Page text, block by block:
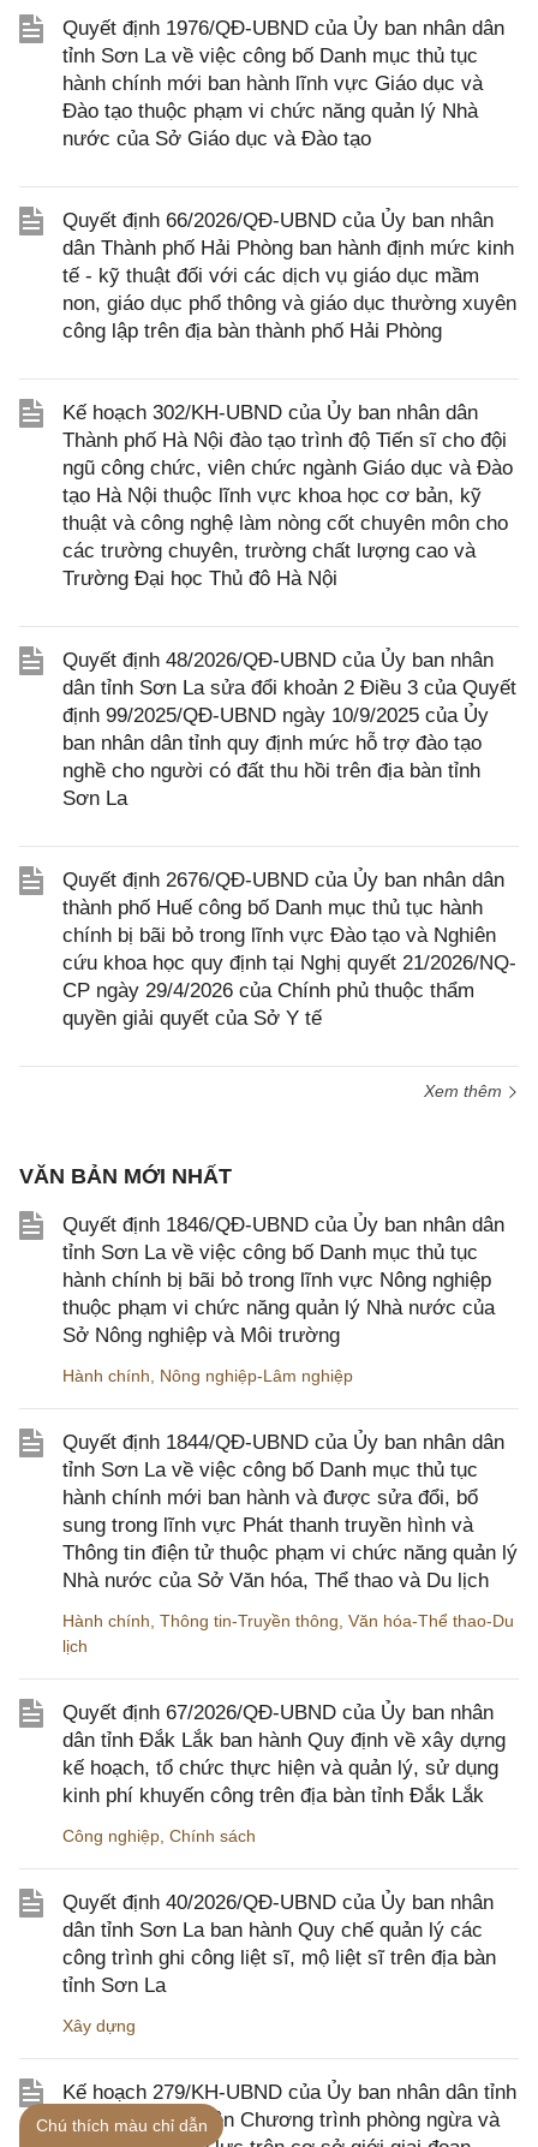
Quyết định 1976/QĐ-UBND của Ủy ban nhân dân
tỉnh Sơn La về việc công bố Danh mục thủ tục
hành chính mới ban hành lĩnh vực Giáo dục và
Đào tạo thuộc phạm vi chức năng quản lý Nhà
nước của Sở Giáo dục và Đào tạo
Quyết định 66/2026/QĐ-UBND của Ủy ban nhân
dân Thành phố Hải Phòng ban hành định mức kinh
tế - kỹ thuật đối với các dịch vụ giáo dục mầm
non, giáo dục phổ thông và giáo dục thường xuyên
công lập trên địa bàn thành phố Hải Phòng
Kế hoạch 302/KH-UBND của Ủy ban nhân dân
Thành phố Hà Nội đào tạo trình độ Tiến sĩ cho đội
ngũ công chức, viên chức ngành Giáo dục và Đào
tạo Hà Nội thuộc lĩnh vực khoa học cơ bản, kỹ
thuật và công nghệ làm nòng cốt chuyên môn cho
các trường chuyên, trường chất lượng cao và
Trường Đại học Thủ đô Hà Nội
Quyết định 48/2026/QĐ-UBND của Ủy ban nhân
dân tỉnh Sơn La sửa đổi khoản 2 Điều 3 của Quyết
định 99/2025/QĐ-UBND ngày 10/9/2025 của Ủy
ban nhân dân tỉnh quy định mức hỗ trợ đào tạo
nghề cho người có đất thu hồi trên địa bàn tỉnh
Sơn La
Quyết định 2676/QĐ-UBND của Ủy ban nhân dân
thành phố Huế công bố Danh mục thủ tục hành
chính bị bãi bỏ trong lĩnh vực Đào tạo và Nghiên
cứu khoa học quy định tại Nghị quyết 21/2026/NQ-
CP ngày 29/4/2026 của Chính phủ thuộc thẩm
quyền giải quyết của Sở Y tế
Xem thêm
VĂN BẢN MỚI NHẤT
Quyết định 1846/QĐ-UBND của Ủy ban nhân dân
tỉnh Sơn La về việc công bố Danh mục thủ tục
hành chính bị bãi bỏ trong lĩnh vực Nông nghiệp
thuộc phạm vi chức năng quản lý Nhà nước của
Sở Nông nghiệp và Môi trường
Hành chính Nông nghiệp-Lâm nghiệp
Quyết định 1844/QĐ-UBND của Ủy ban nhân dân
tỉnh Sơn La về việc công bố Danh mục thủ tục
hành chính mới ban hành và được sửa đổi, bổ
sung trong lĩnh vực Phát thanh truyền hình và
Thông tin điện tử thuộc phạm vi chức năng quản lý
Nhà nước của Sở Văn hóa, Thể thao và Du lịch
Hành chính Thông tin-Truyền thông Văn hóa-Thể thao-Du
lịch
Quyết định 67/2026/QĐ-UBND của Ủy ban nhân
dân tỉnh Đắk Lắk ban hành Quy định về xây dựng
kế hoạch, tổ chức thực hiện và quản lý, sử dụng
kinh phí khuyến công trên địa bàn tỉnh Đắk Lắk
Công nghiệp Chính sách
Quyết định 40/2026/QĐ-UBND của Ủy ban nhân
dân tỉnh Sơn La ban hành Quy chế quản lý các
công trình ghi công liệt sĩ, mộ liệt sĩ trên địa bàn
tỉnh Sơn La
Xây dựng
Kế hoạch 279/KH-UBND của Ủy ban nhân dân tỉnh
Bắc Ninh thực hiện Chương trình phòng ngừa và
Chú thích màu chỉ dẫn